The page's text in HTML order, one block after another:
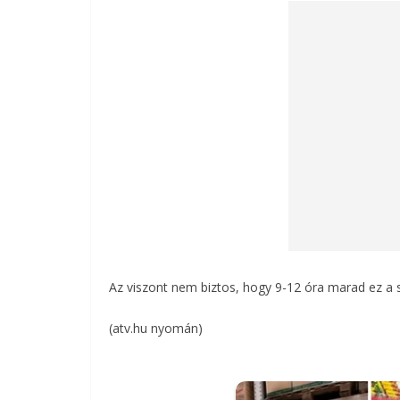
Az viszont nem biztos, hogy 9-12 óra marad ez a
(atv.hu nyomán)